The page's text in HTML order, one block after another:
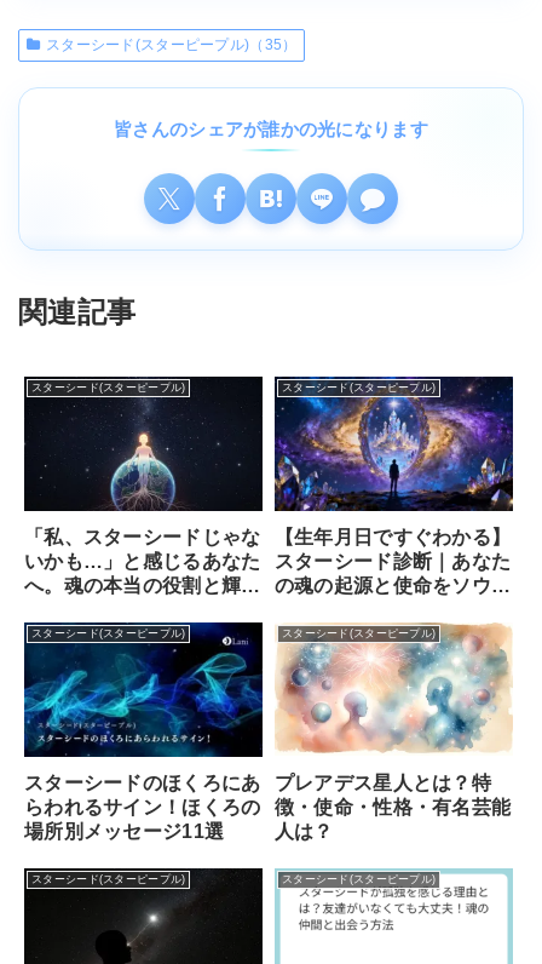
初回最大10000円分無料
スターシード(スターピープル)（35）
皆さんのシェアが誰かの光になります
関連記事
スターシード(スターピープル)
「私、スターシードじゃな
いかも…」と感じるあなた
へ。魂の本当の役割と輝き
スターシード(スターピープル)
【生年月日ですぐわかる】
スターシード診断｜あなた
の魂の起源と使命をソウル
スターシード(スターピープル)
スターシードのほくろにあ
らわれるサイン！ほくろの
場所別メッセージ11選
スターシード(スターピープル)
プレアデス星人とは？特
徴・使命・性格・有名芸能
人は？
スターシード(スターピープル) スターシード(スターピープル)